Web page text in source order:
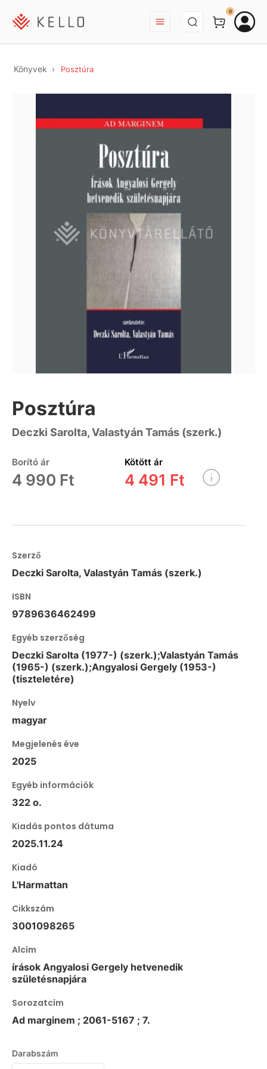
BEJELENTKEZÉS
0
Könyvek Posztúra
Posztúra
Deczki Sarolta, Valastyán Tamás (szerk.)
Borító ár
4 990 Ft
Kötött ár
4 491 Ft
Szerző
Deczki Sarolta, Valastyán Tamás (szerk.)
ISBN
9789636462499
Egyéb szerzőség
Deczki Sarolta (1977-) (szerk.);Valastyán Tamás
(1965-) (szerk.);Angyalosi Gergely (1953-)
(tiszteletére)
Nyelv
magyar
Megjelenés éve
2025
Egyéb információk
322 o.
Kiadás pontos dátuma
2025.11.24
Kiadó
L'Harmattan
Cikkszám
3001098265
Alcím
írások Angyalosi Gergely hetvenedik
születésnapjára
Sorozatcím
Ad marginem ; 2061-5167 ; 7.
Darabszám